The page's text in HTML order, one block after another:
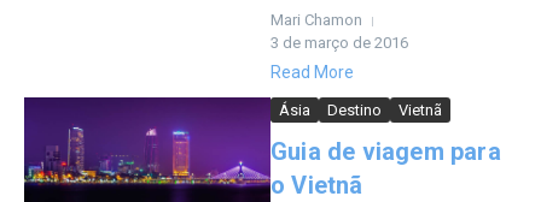
Mari Chamon
3 de março de 2016
Read More
Ásia Destino Vietnã
Guia de viagem para
o Vietnã